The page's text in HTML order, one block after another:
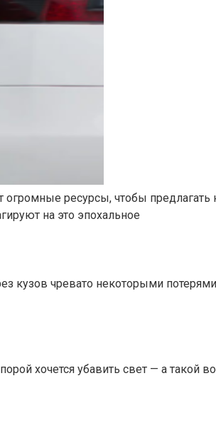
огромные ресурсы, чтобы
на это эпохальное
чревато некоторыми
хочется убавить свет — а